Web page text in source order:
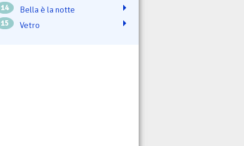
14 Bella è la notte
15 Vetro